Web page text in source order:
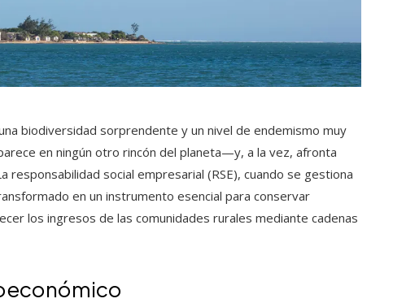
biodiversidad sorprendente y un nivel de endemismo muy
en ningún otro rincón del planeta—y, a la vez, afronta
social empresarial (RSE), cuando se gestiona
en un instrumento esencial para conservar
los ingresos de las comunidades rurales mediante cadenas